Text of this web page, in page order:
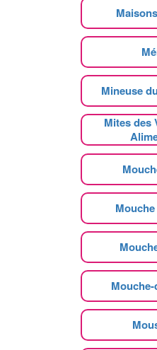
Mineuse
Mites des